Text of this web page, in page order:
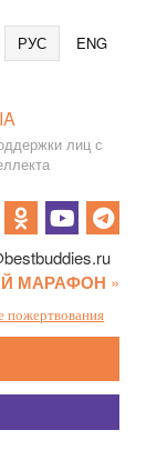
РУС ENG
лиц с
МАРАФОН »
пожертвования